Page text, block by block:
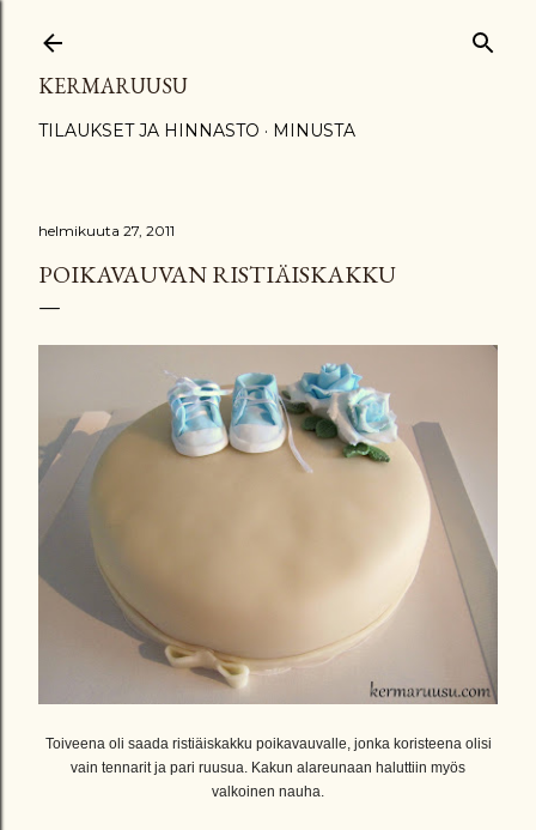
KERMARUUSU
TILAUKSET JA HINNASTO MINUSTA
helmikuuta 27, 2011
POIKAVAUVAN RISTIÄISKAKKU
Toiveena oli saada ristiäiskakku poikavauvalle, jonka koristeena olisi
vain tennarit ja pari ruusua. Kakun alareunaan haluttiin myös
valkoinen nauha.